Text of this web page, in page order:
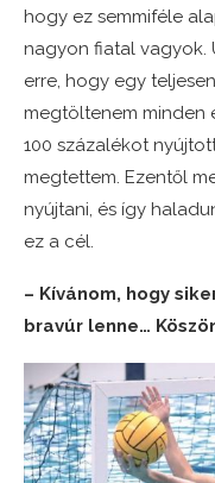
hogy ez semmiféle
nagyon fiatal
erre, hogy egy
megtöltenem minden
100 százalékot
megtettem. Ezentől
nyújtani, és így
ez a cél.
– Kívánom, hogy
bravúr lenne…